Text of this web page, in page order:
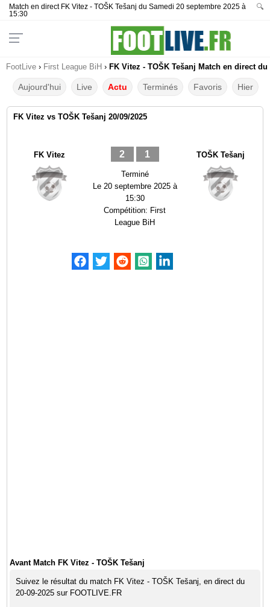
Match en direct FK Vitez - TOŠK Tešanj du Samedi 20 septembre 2025 à
15:30
🔍
FootLive › First League BiH › FK Vitez - TOŠK Tešanj Match en direct du
Aujourd'hui Live Actu Terminés Favoris Hier
FK Vitez vs TOŠK Tešanj 20/09/2025
FK Vitez 2 1
Terminé
Le 20 septembre 2025 à
15:30
Compétition: First
League BiH
TOŠK Tešanj
Avant Match FK Vitez - TOŠK Tešanj
Suivez le résultat du match FK Vitez - TOŠK Tešanj, en direct du
20-09-2025 sur FOOTLIVE.FR